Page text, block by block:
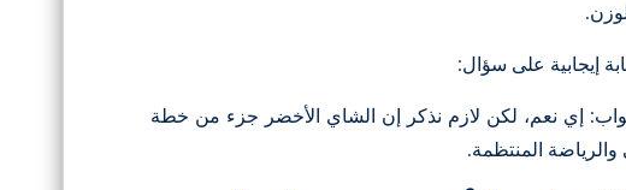
إيجابية على سؤال:
إي نعم، لكن لازم نذكر إن الشاي الأخضر جزء من خطة
المنتظمة.